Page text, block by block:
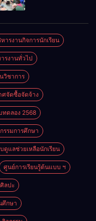
ารงานกิจการนักเรียน
รงานทั่วไป
วิชาการ
ศจัดซื้อจัดจ้าง
ทดลอง 2568
รรมการศึกษา
ดูแลช่วยเหลือนักเรียน
ศูนย์การเรียนรู้ต้นแบบ ฯ
ลปะ
ศึกษา